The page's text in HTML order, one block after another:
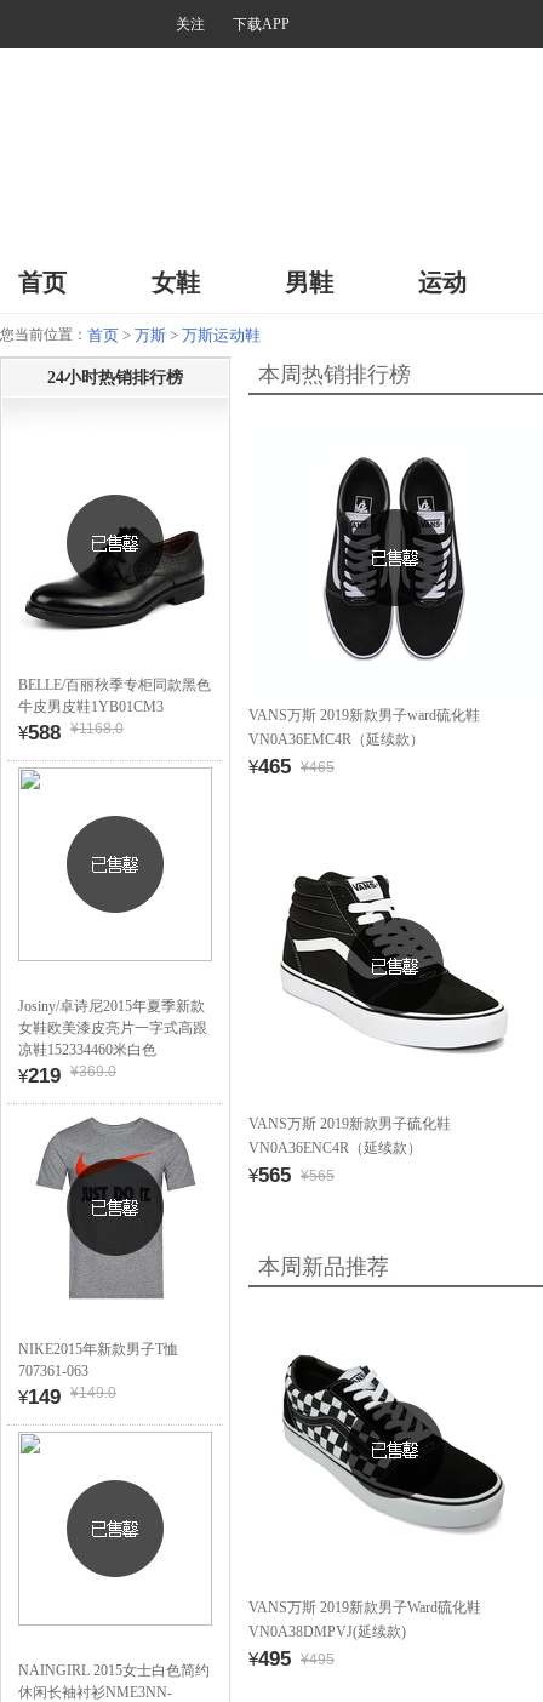
关注 下载APP
首页 女鞋 男鞋 运动
您当前位置： 首页 > 万斯 > 万斯运动鞋
24小时热销排行榜
BELLE/百丽秋季专柜同款黑色
牛皮男皮鞋1YB01CM3
¥588 ¥1168.0
Josiny/卓诗尼2015年夏季新款
女鞋欧美漆皮亮片一字式高跟
凉鞋152334460米白色
¥219 ¥369.0
NIKE2015年新款男子T恤
707361-063
¥149 ¥149.0
NAINGIRL 2015女士白色简约
休闲长袖衬衫NME3NN-
本周热销排行榜
VANS万斯 2019新款男子ward硫化鞋
VN0A36EMC4R（延续款）
¥465 ¥465
VANS万斯 2019新款男子硫化鞋
VN0A36ENC4R（延续款）
¥565 ¥565
本周新品推荐
VANS万斯 2019新款男子Ward硫化鞋
VN0A38DMPVJ(延续款)
¥495 ¥495